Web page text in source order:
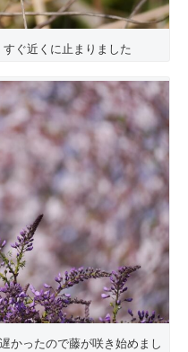
ぐ近くに止まりました
かったので藤が咲き始めまし